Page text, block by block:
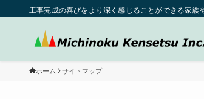
工事完成の喜びをより深く感じることができる家
ホーム サイトマップ